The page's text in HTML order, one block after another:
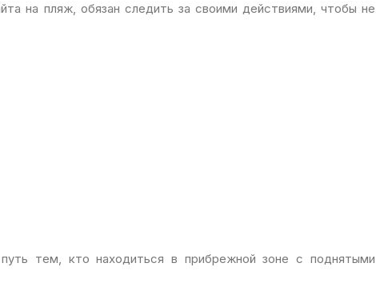
на пляж, обязан следить за своими действиями, чтобы не
тем, кто находиться в прибрежной зоне с поднятыми